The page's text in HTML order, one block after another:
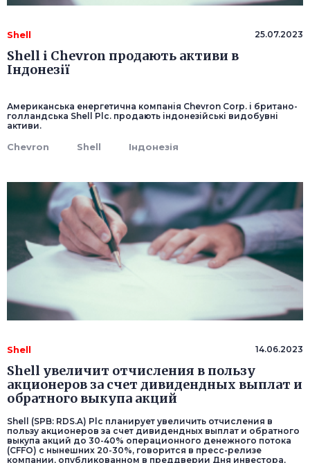
Shell 25.07.2023
Shell і Chevron продають активи в
Індонезії
Американська енергетична компанія Chevron Corp. і британо-
голландська Shell Plc. продають індонезійські видобувні
активи.
Chevron Shell Індонезія
Shell 14.06.2023
Shell увеличит отчисления в пользу
акционеров за счет дивидендных выплат и
обратного выкупа акций
Shell (SPB: RDS.A) Plc планирует увеличить отчисления в
пользу акционеров за счет дивидендных выплат и обратного
выкупа акций до 30-40% операционного денежного потока
(CFFO) с нынешних 20-30%, говорится в пресс-релизе
компании, опубликованном в преддверии Дня инвестора,